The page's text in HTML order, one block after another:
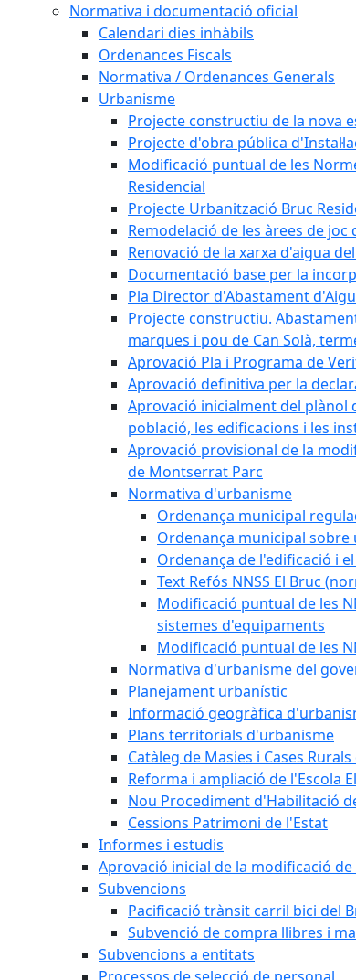
Normativa i documentació oficial
Calendari dies inhàbils
Ordenances Fiscals
Normativa / Ordenances Generals
Urbanisme
Projecte constructiu de la nova
Projecte d'obra pública
Modificació puntual de les
Residencial
Projecte Urbanització Bruc
Remodelació de les àrees de
Renovació de la xarxa d'aigua
Documentació base per la
Pla Director d'Abastament
Projecte constructiu.
marques i pou de Can Solà,
Aprovació Pla i Programa de
Aprovació definitiva per la
Aprovació inicialment del plànol
població, les edificacions i les
Aprovació provisional de la
de Montserrat Parc
Normativa d'urbanisme
Ordenança municipal
Ordenança municipal sobre
Ordenança de l'edificació i
Text Refós NNSS El Bruc
Modificació puntual de les
sistemes d'equipaments
Modificació puntual de les
Normativa d'urbanisme del
Planejament urbanístic
Informació geogràfica
Plans territorials d'urbanisme
Catàleg de Masies i Cases
Reforma i ampliació de l'Escola
Nou Procediment d'Habilitació
Cessions Patrimoni de l'Estat
Informes i estudis
Aprovació inicial de la modificació
Subvencions
Pacificació trànsit carril bici del
Subvenció de compra llibres i
Subvencions a entitats